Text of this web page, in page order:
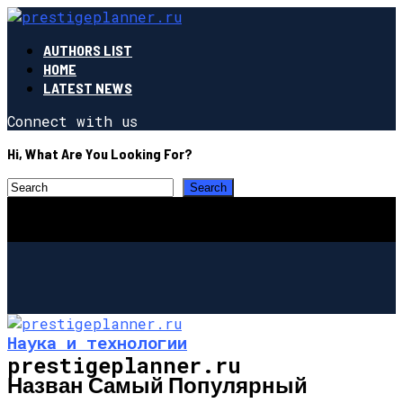
AUTHORS LIST
HOME
LATEST NEWS
Connect with us
Hi, What Are You Looking For?
prestigeplanner.ru
Наука и технологии
Назван Самый Популярный